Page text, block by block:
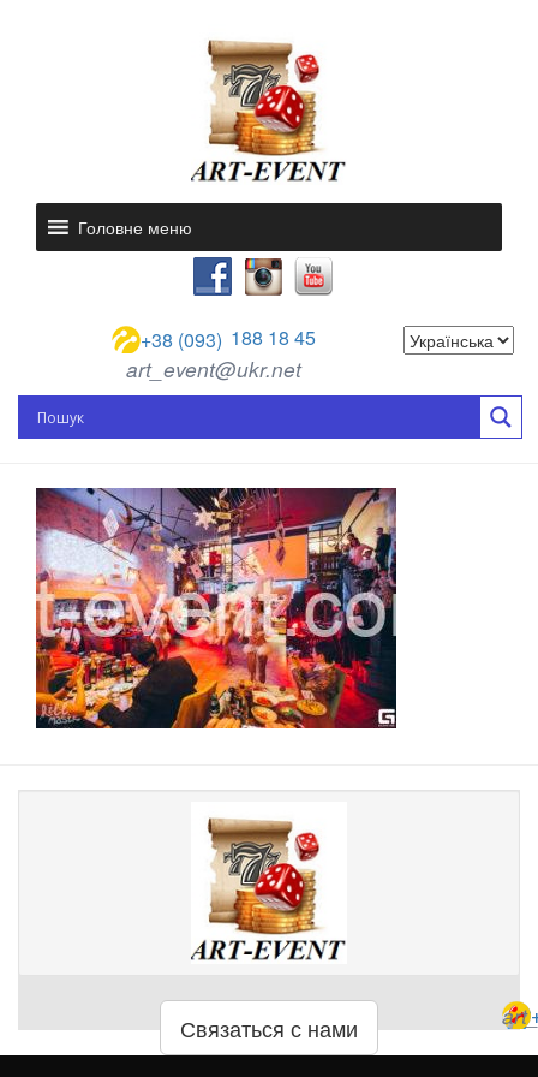
Головне меню
+38 (093) 188 18 45
art_event@ukr.net
Связаться с нами